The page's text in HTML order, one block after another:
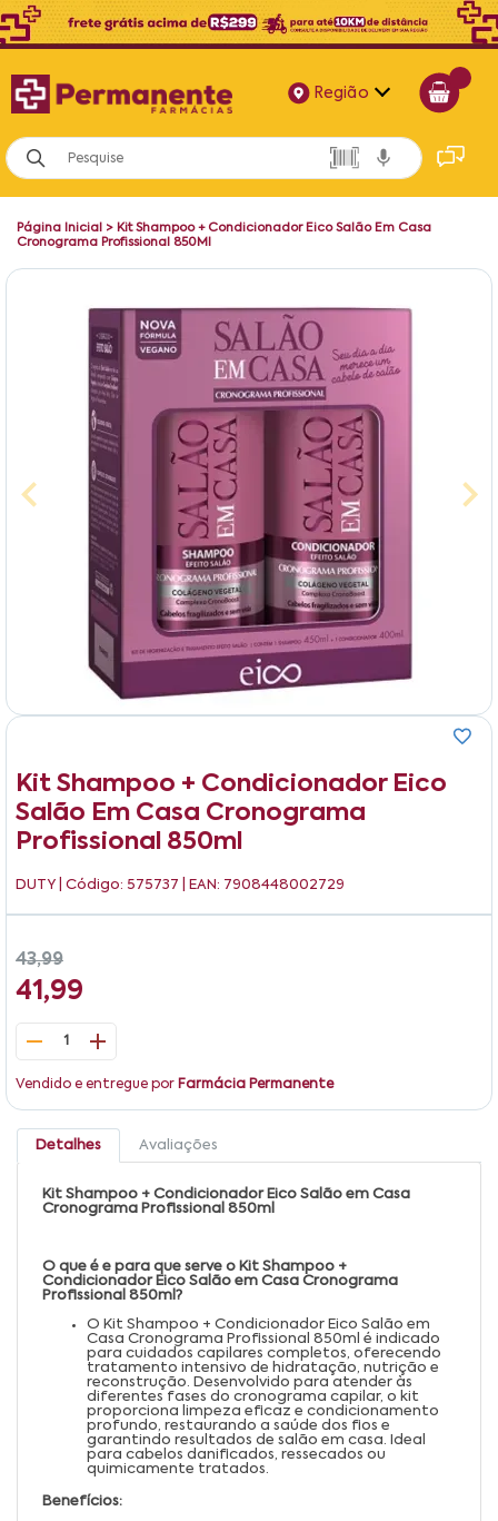
Região
Alagoas
Bahia
Página Inicial > Kit Shampoo + Condicionador Eico Salão Em Casa
Cronograma Profissional 850Ml
Kit Shampoo + Condicionador Eico
Salão Em Casa Cronograma
Profissional 850ml
DUTY | Código: 575737 | EAN: 7908448002729
43,99
41,99
1
Vendido e entregue por Farmácia Permanente
Detalhes Avaliações
Kit Shampoo + Condicionador Eico Salão em Casa
Cronograma Profissional 850ml
O que é e para que serve o Kit Shampoo +
Condicionador Eico Salão em Casa Cronograma
Profissional 850ml?
O Kit Shampoo + Condicionador Eico Salão em
Casa Cronograma Profissional 850ml é indicado
para cuidados capilares completos, oferecendo
tratamento intensivo de hidratação, nutrição e
reconstrução. Desenvolvido para atender às
diferentes fases do cronograma capilar, o kit
proporciona limpeza eficaz e condicionamento
profundo, restaurando a saúde dos fios e
garantindo resultados de salão em casa. Ideal
para cabelos danificados, ressecados ou
quimicamente tratados.
Benefícios: